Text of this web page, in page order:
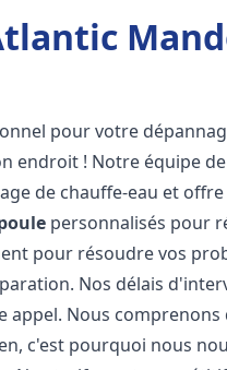
pour votre
endroit ! Notre équipe
de chauffe-eau et
personnalisés pour
pour résoudre vos
Nos délais
appel. Nous
c'est pourquoi nous